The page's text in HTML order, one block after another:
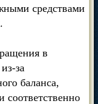
средствами
в
за
баланса,
соответственно